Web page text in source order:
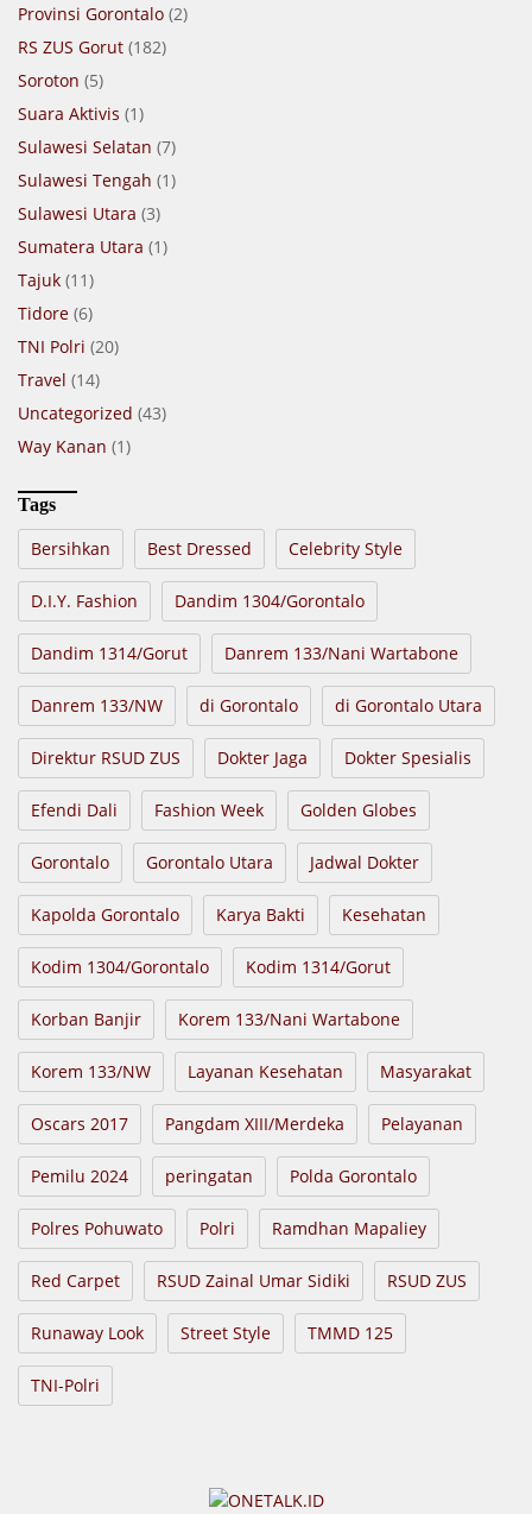
Provinsi Gorontalo (2)
RS ZUS Gorut (182)
Soroton (5)
Suara Aktivis (1)
Sulawesi Selatan (7)
Sulawesi Tengah (1)
Sulawesi Utara (3)
Sumatera Utara (1)
Tajuk (11)
Tidore (6)
TNI Polri (20)
Travel (14)
Uncategorized (43)
Way Kanan (1)
Tags
Bersihkan Best Dressed Celebrity Style
D.I.Y. Fashion Dandim 1304/Gorontalo
Dandim 1314/Gorut Danrem 133/Nani Wartabone
Danrem 133/NW di Gorontalo di Gorontalo Utara
Direktur RSUD ZUS Dokter Jaga Dokter Spesialis
Efendi Dali Fashion Week Golden Globes
Gorontalo Gorontalo Utara Jadwal Dokter
Kapolda Gorontalo Karya Bakti Kesehatan
Kodim 1304/Gorontalo Kodim 1314/Gorut
Korban Banjir Korem 133/Nani Wartabone
Korem 133/NW Layanan Kesehatan Masyarakat
Oscars 2017 Pangdam XIII/Merdeka Pelayanan
Pemilu 2024 peringatan Polda Gorontalo
Polres Pohuwato Polri Ramdhan Mapaliey
Red Carpet RSUD Zainal Umar Sidiki RSUD ZUS
Runaway Look Street Style TMMD 125
TNI-Polri